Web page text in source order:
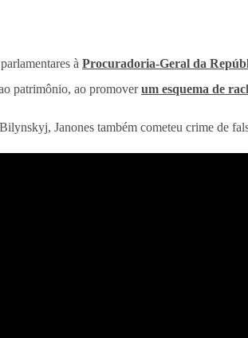
à Procuradoria-Geral da
patrimônio, ao promover um esquema de
Janones também cometeu crime de